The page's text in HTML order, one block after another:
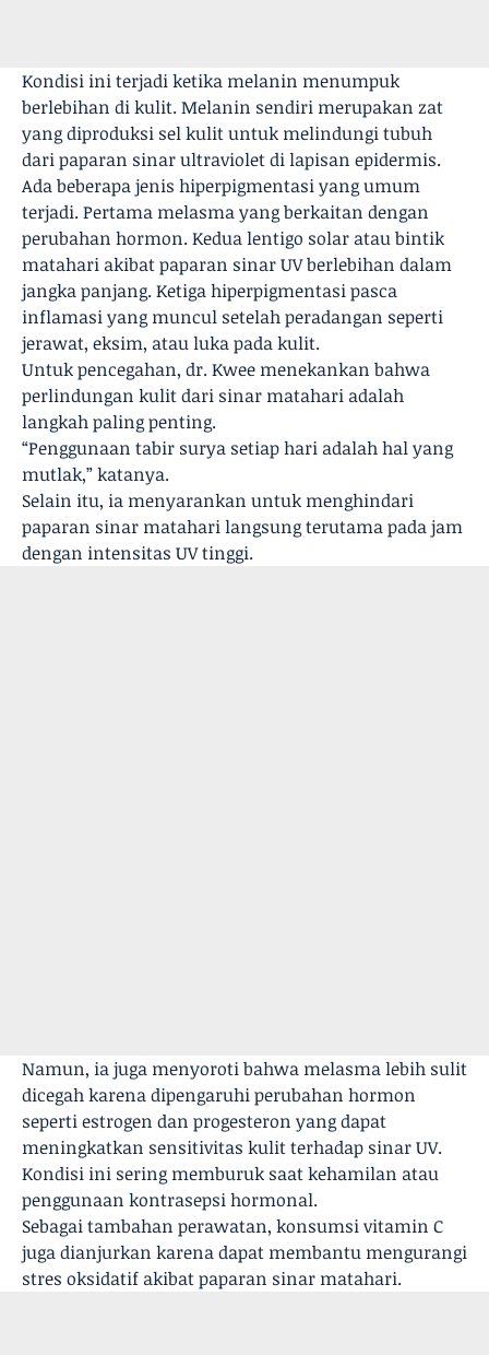
Kondisi ini terjadi ketika melanin menumpuk
berlebihan di kulit. Melanin sendiri merupakan zat
yang diproduksi sel kulit untuk melindungi tubuh
dari paparan sinar ultraviolet di lapisan epidermis.
Ada beberapa jenis hiperpigmentasi yang umum
terjadi. Pertama melasma yang berkaitan dengan
perubahan hormon. Kedua lentigo solar atau bintik
matahari akibat paparan sinar UV berlebihan dalam
jangka panjang. Ketiga hiperpigmentasi pasca
inflamasi yang muncul setelah peradangan seperti
jerawat, eksim, atau luka pada kulit.
Untuk pencegahan, dr. Kwee menekankan bahwa
perlindungan kulit dari sinar matahari adalah
langkah paling penting.
“Penggunaan tabir surya setiap hari adalah hal yang
mutlak,” katanya.
Selain itu, ia menyarankan untuk menghindari
paparan sinar matahari langsung terutama pada jam
dengan intensitas UV tinggi.
Namun, ia juga menyoroti bahwa melasma lebih sulit
dicegah karena dipengaruhi perubahan hormon
seperti estrogen dan progesteron yang dapat
meningkatkan sensitivitas kulit terhadap sinar UV.
Kondisi ini sering memburuk saat kehamilan atau
penggunaan kontrasepsi hormonal.
Sebagai tambahan perawatan, konsumsi vitamin C
juga dianjurkan karena dapat membantu mengurangi
stres oksidatif akibat paparan sinar matahari.